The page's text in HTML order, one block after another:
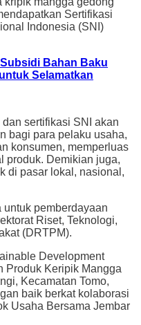
Sertifikasi
Indonesia (SNI)
Bahan Baku
Selamatkan
sertifikasi SNI akan
bagi para pelaku usaha,
konsumen, memperluas
produk. Demikian juga,
di pasar lokal, nasional,
untuk pemberdayaan
Riset, Teknologi,
(DRTPM).
Development
Produk Keripik Mangga
Kecamatan Tomo,
baik berkat kolaborasi
Usaha Bersama Jembar